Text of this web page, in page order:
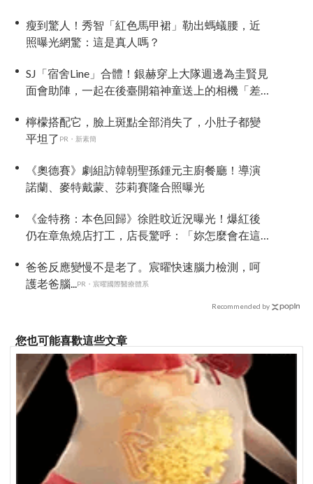
瘦到驚人！秀智「紅色馬甲裙」勒出螞蟻腰，近
照曝光網驚：這是真人嗎？
SJ「宿舍Line」合體！銀赫穿上大隊週邊為圭賢見
面會助陣，一起在後臺開箱神童送上的相機「差
檸檬搭配它，臉上斑點全部消失了，小肚子都變
平坦了 PR・新素簡
《奧德賽》劇組訪韓朝聖孫鍾元主廚餐廳！導演
諾蘭、麥特戴蒙、莎莉賽隆合照曝光
《金特務：本色回歸》徐貹旼近況曝光！爆紅後
仍在章魚燒店打工，店長驚呼：「妳怎麼會在這
爸爸反應變慢不是老了。宸曜快速腦力檢測，呵
護老爸腦...PR・宸曜國際醫療體系
Recommended by
您也可能喜歡這些文章